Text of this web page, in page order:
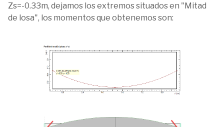
Zs=-0.33m, dejamos los extremos situados en "Mitad
de losa", los momentos que obtenemos son: